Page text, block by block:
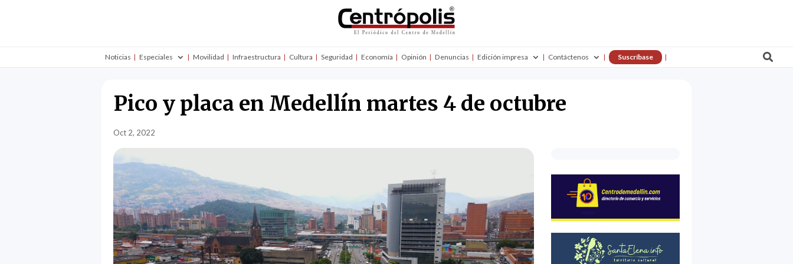
Noticias Especiales Movilidad Infraestructura Cultura Seguridad Economía Opinión Denuncias Edición impresa Contáctenos Suscríbase 
Pico y placa en Medellín martes 4 de octubre
Oct 2, 2022